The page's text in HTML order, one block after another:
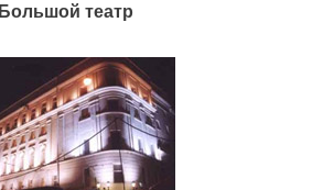
Большой театр